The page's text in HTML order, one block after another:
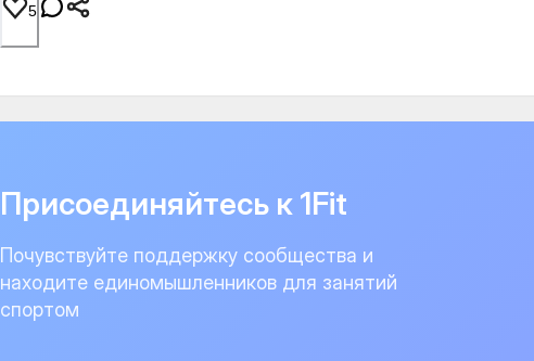
5
Присоединяйтесь к 1Fit
Почувствуйте поддержку сообщества и
находите единомышленников для занятий
спортом